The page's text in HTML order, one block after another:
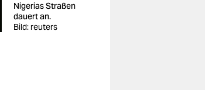
Nigerias Straßen
dauert an.
Bild: reuters